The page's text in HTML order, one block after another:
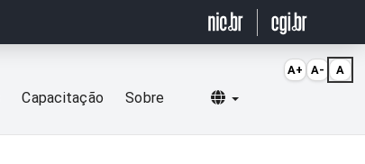
Capacitação Sobre Selecionar idioma
A+ A- A